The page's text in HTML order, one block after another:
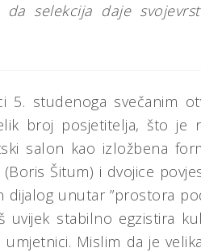
selekcija daje
5. studenoga svečanim
broj posjetitelja, što je
salon kao izložbena
Šitum) i dvojice
unutar ”prostora
uvijek stabilno egzistira
Mislim da je